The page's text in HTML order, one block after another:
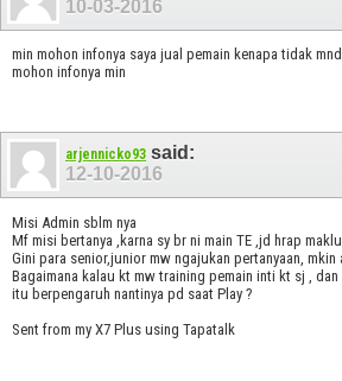
10-03-2016
min mohon infonya saya jual pemain kenapa tidak
mohon infonya min
arjennicko93 said:
12-10-2016
Misi Admin sblm nya
Mf misi bertanya ,karna sy br ni main TE ,jd hrap
Gini para senior,junior mw ngajukan pertanyaan, mkin
Bagaimana kalau kt mw training pemain inti kt sj ,
itu berpengaruh nantinya pd saat Play ?
Sent from my X7 Plus using Tapatalk